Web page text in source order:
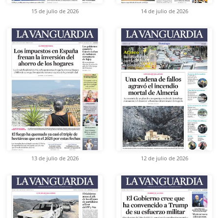
15 de julio de 2026 14 de julio de 2026
13 de julio de 2026 12 de julio de 2026